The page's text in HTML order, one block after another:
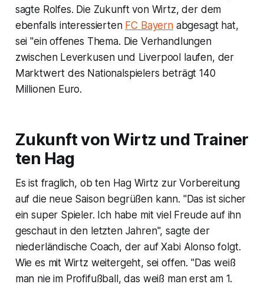
sagte Rolfes. Die Zukunft von Wirtz, der dem
ebenfalls interessierten FC Bayernabgesagt hat,
sei "ein offenes Thema. Die Verhandlungen
zwischen Leverkusen und Liverpool laufen, der
Marktwert des Nationalspielers beträgt 140
Millionen Euro.
Zukunft von Wirtz und Trainer
ten Hag
Es ist fraglich, ob ten Hag Wirtz zur Vorbereitung
auf die neue Saison begrüßen kann. "Das ist sicher
ein super Spieler. Ich habe mit viel Freude auf ihn
geschaut in den letzten Jahren", sagte der
niederländische Coach, der auf Xabi Alonso folgt.
Wie es mit Wirtz weitergeht, sei offen. "Das weiß
man nie im Profifußball, das weiß man erst am 1.